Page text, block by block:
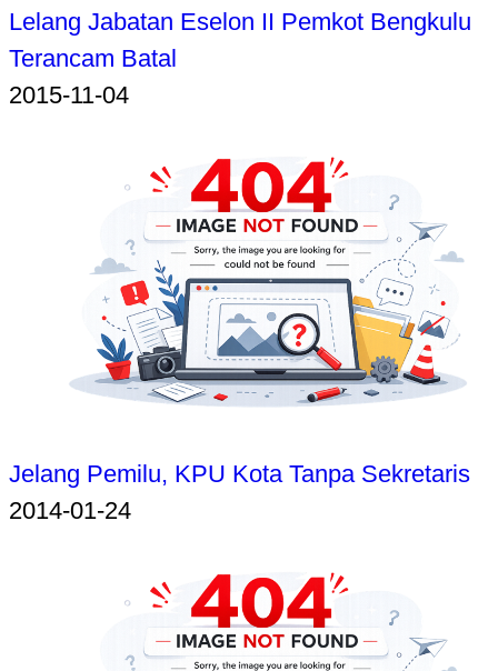
Lelang Jabatan Eselon II Pemkot Bengkulu
Terancam Batal
2015-11-04
Jelang Pemilu, KPU Kota Tanpa Sekretaris
2014-01-24